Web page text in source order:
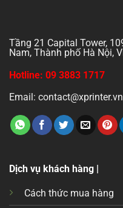
Tầng 21 Capital Tower,
Nam, Thành phố Hà Nội,
Hotline: 09 3883 1717
Email: contact@xprinter.vn
Dịch vụ khách hàng |
Cách thức mua hàng